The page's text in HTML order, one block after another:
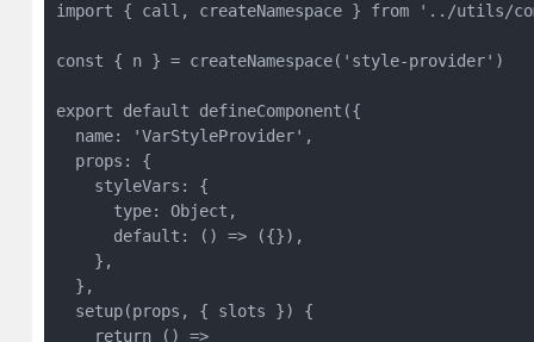
import { call, createNamespace } from '../utils/
const { n } = createNamespace('style-provider')
export default defineComponent({
  name: 'VarStyleProvider',
  props: {
    styleVars: {
      type: Object,
      default: () => ({}),
    },
  },
  setup(props, { slots }) {
    return () =>